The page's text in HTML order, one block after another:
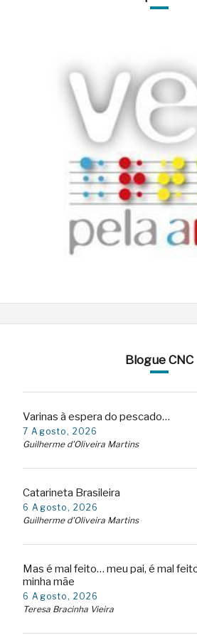
Blogue CNC
Varinas à espera do pescado…
7 Agosto, 2026
Guilherme d'Oliveira Martins
Catarineta Brasileira
6 Agosto, 2026
Guilherme d'Oliveira Martins
Mas é mal feito… meu pai, é mal
minha mãe
6 Agosto, 2026
Teresa Bracinha Vieira